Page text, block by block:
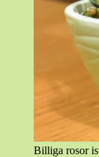
Billiga rosor